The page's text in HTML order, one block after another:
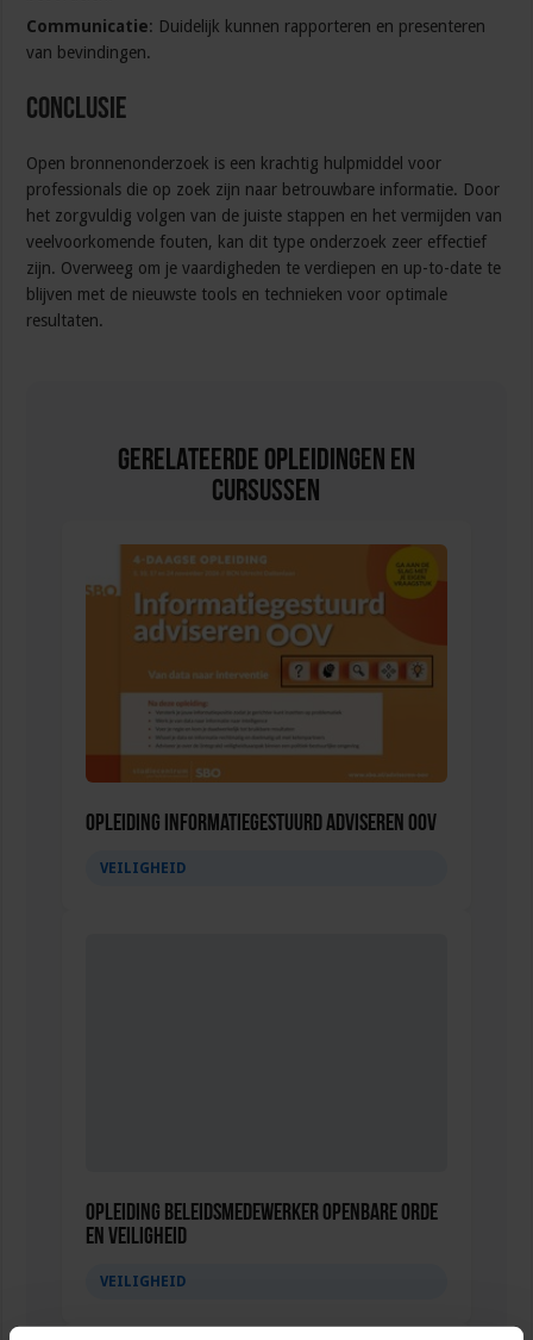
Communicatie: Duidelijk kunnen rapporteren en presenteren
van bevindingen.
Conclusie
Open bronnenonderzoek is een krachtig hulpmiddel voor
professionals die op zoek zijn naar betrouwbare informatie. Door
het zorgvuldig volgen van de juiste stappen en het vermijden van
veelvoorkomende fouten, kan dit type onderzoek zeer effectief
zijn. Overweeg om je vaardigheden te verdiepen en up-to-date te
blijven met de nieuwste tools en technieken voor optimale
resultaten.
Gerelateerde Opleidingen en
Cursussen
Opleiding Informatiegestuurd adviseren OOV
VEILIGHEID
Opleiding Beleidsmedewerker Openbare Orde
en Veiligheid
VEILIGHEID